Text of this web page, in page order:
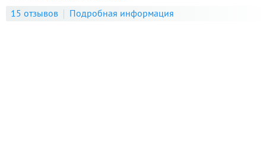
15 отзывов Подробная информация